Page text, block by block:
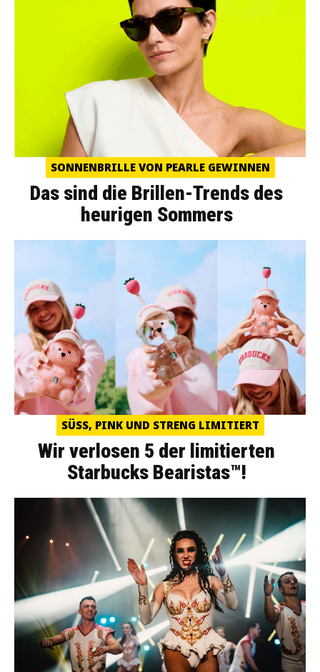
SONNENBRILLE VON PEARLE GEWINNEN
Das sind die Brillen-Trends des
heurigen Sommers
SÜSS, PINK UND STRENG LIMITIERT
Wir verlosen 5 der limitierten
Starbucks Bearistas™!